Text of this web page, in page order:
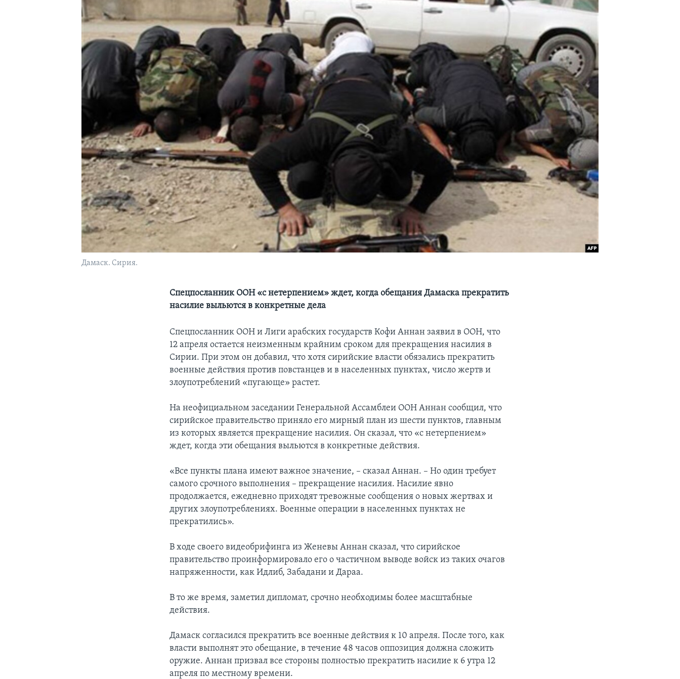
Дамаск. Сирия.
Спецпосланник ООН «с нетерпением» ждет, когда обещания Дамаска прекратить
насилие выльются в конкретные дела
Спецпосланник ООН и Лиги арабских государств Кофи Аннан заявил в ООН, что
12 апреля остается неизменным крайним сроком для прекращения насилия в
Сирии. При этом он добавил, что хотя сирийские власти обязались прекратить
военные действия против повстанцев и в населенных пунктах, число жертв и
злоупотреблений «пугающе» растет.
На неофициальном заседании Генеральной Ассамблеи ООН Аннан сообщил, что
сирийское правительство приняло его мирный план из шести пунктов, главным
из которых является прекращение насилия. Он сказал, что «с нетерпением»
ждет, когда эти обещания выльются в конкретные действия.
«Все пункты плана имеют важное значение, – сказал Аннан. – Но один требует
самого срочного выполнения – прекращение насилия. Насилие явно
продолжается, ежедневно приходят тревожные сообщения о новых жертвах и
других злоупотреблениях. Военные операции в населенных пунктах не
прекратились».
В ходе своего видеобрифинга из Женевы Аннан сказал, что сирийское
правительство проинформировало его о частичном выводе войск из таких очагов
напряженности, как Идлиб, Забадани и Дараа.
В то же время, заметил дипломат, срочно необходимы более масштабные
действия.
Дамаск согласился прекратить все военные действия к 10 апреля. После того, как
власти выполнят это обещание, в течение 48 часов оппозиция должна сложить
оружие. Аннан призвал все стороны полностью прекратить насилие к 6 утра 12
апреля по местному времени.